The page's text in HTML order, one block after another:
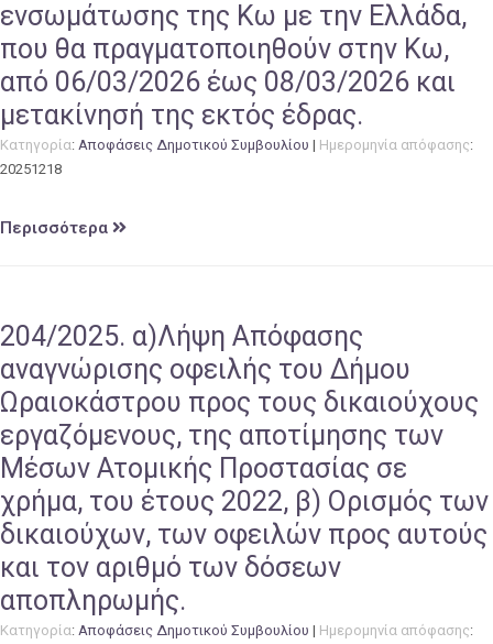
ενσωμάτωσης της Κω με την Ελλάδα,
που θα πραγματοποιηθούν στην Κω,
από 06/03/2026 έως 08/03/2026 και
μετακίνησή της εκτός έδρας.
Κατηγορία: Αποφάσεις Δημοτικού Συμβουλίου | Ημερομηνία απόφασης:
20251218
Περισσότερα
204/2025. α)Λήψη Απόφασης
αναγνώρισης οφειλής του Δήμου
Ωραιοκάστρου προς τους δικαιούχους
εργαζόμενους, της αποτίμησης των
Μέσων Ατομικής Προστασίας σε
χρήμα, του έτους 2022, β) Ορισμός των
δικαιούχων, των οφειλών προς αυτούς
και τον αριθμό των δόσεων
αποπληρωμής.
Κατηγορία: Αποφάσεις Δημοτικού Συμβουλίου | Ημερομηνία απόφασης: